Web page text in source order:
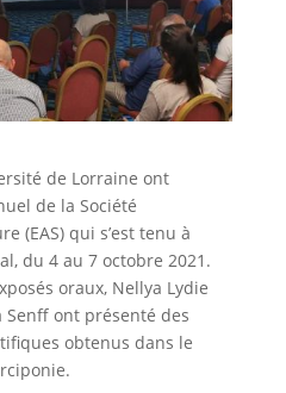
de Lorraine ont
de la Société
(EAS) qui s’est tenu à
du 4 au 7 octobre 2021.
oraux, Nellya Lydie
Senff ont présenté des
obtenus dans le